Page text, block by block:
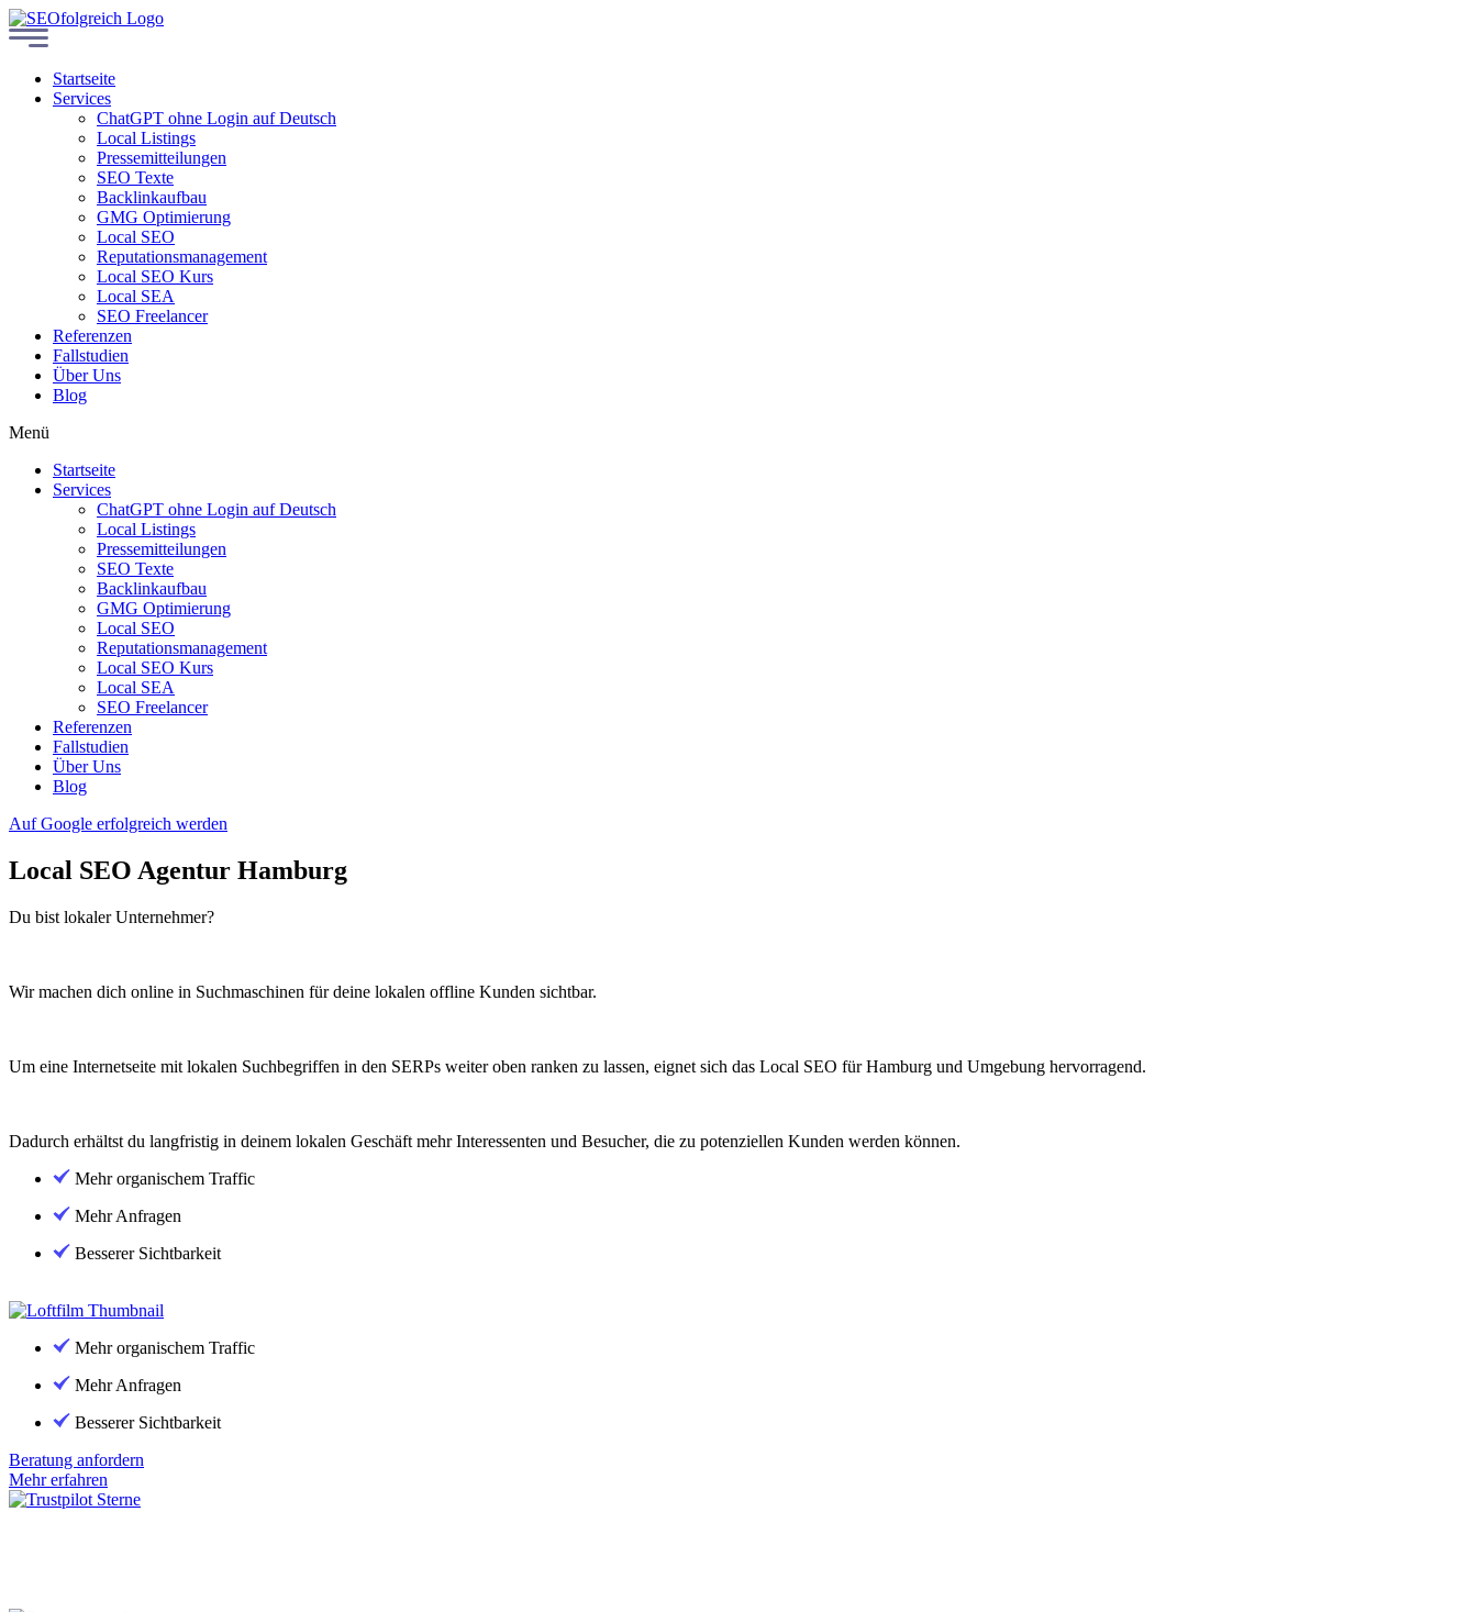
Startseite
Services
ChatGPT ohne Login auf Deutsch
Local Listings
Pressemitteilungen
SEO Texte
Backlinkaufbau
GMG Optimierung
Local SEO
Reputationsmanagement
Local SEO Kurs
Local SEA
SEO Freelancer
Referenzen
Fallstudien
Über Uns
Blog
Menü
Startseite
Services
ChatGPT ohne Login auf Deutsch
Local Listings
Pressemitteilungen
SEO Texte
Backlinkaufbau
GMG Optimierung
Local SEO
Reputationsmanagement
Local SEO Kurs
Local SEA
SEO Freelancer
Referenzen
Fallstudien
Über Uns
Blog
Auf Google erfolgreich werden
Local SEO Agentur Hamburg
Du bist lokaler Unternehmer?
Wir machen dich online in Suchmaschinen für deine lokalen offline Kunden sichtbar.
Um eine Internetseite mit lokalen Suchbegriffen in den SERPs weiter oben ranken zu lassen, eignet sich das Local SEO für Hamburg und Umgebung hervorragend.
Dadurch erhältst du langfristig in deinem lokalen Geschäft mehr Interessenten und Besucher, die zu potenziellen Kunden werden können.
Mehr organischem Traffic
Mehr Anfragen
Besserer Sichtbarkeit
Mehr organischem Traffic
Mehr Anfragen
Besserer Sichtbarkeit
Beratung anfordern
Mehr erfahren